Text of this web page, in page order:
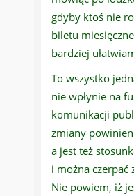
gdyby ktoś nie
biletu
bardziej
To wszystko
nie wpłynie na
komunikacji
zmiany powinien
a jest też
i można czerpać
Nie powiem, iż